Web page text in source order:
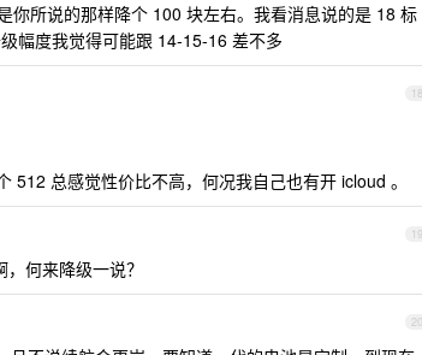
你所说的那样降个 100 块左右。我看消息说的是 18 标
幅度我觉得可能跟 14-15-16 差不多
18
512 总感觉性价比不高，何况我自己也有开 icloud 。
19
何来降级一说？
20